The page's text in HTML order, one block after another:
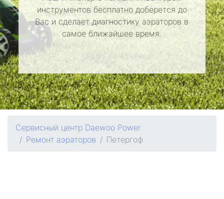
инструментов бесплатно доберется до
Вас и сделает диагностику аэраторов в
самое ближайшее время.
Сервисный центр Daewoo Power
Ремонт аэраторов
Петергоф